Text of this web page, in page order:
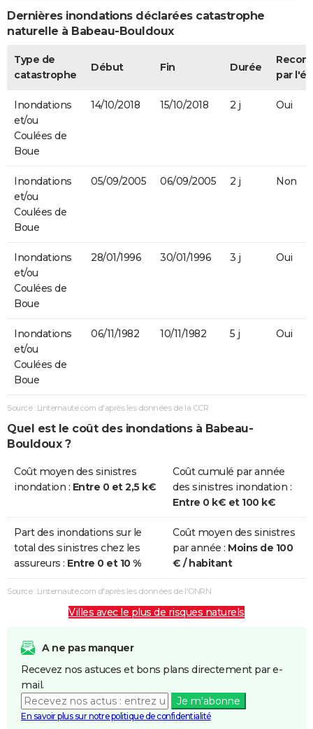
Dernières inondations déclarées catastrophe
naturelle à Babeau-Bouldoux
Type de
catastrophe
Début Fin Durée
par
Inondations
et/ou
Coulées de
Boue
14/10/2018 15/10/2018 2 j Oui
Inondations
et/ou
Coulées de
Boue
05/09/2005 06/09/2005 2 j Non
Inondations
et/ou
Coulées de
Boue
28/01/1996 30/01/1996 3 j Oui
Inondations
et/ou
Coulées de
Boue
06/11/1982 10/11/1982 5 j Oui
Source : Linternaute.com d'après les données de la CCR
Quel est le coût des inondations à Babeau-
Bouldoux ?
Coût moyen des sinistres
inondation : Entre 0 et 2,5 k€
Coût cumulé par année
des sinistres inondation :
Entre 0 k€ et 100 k€
Part des inondations sur le
total des sinistres chez les
assureurs : Entre 0 et 10 %
Coût moyen des sinistres
par année : Moins de 100
€ / habitant
Source : Linternaute.com d'après les données de l'ONRN
Villes avec le plus de risques naturels
A ne pas manquer
Recevez nos astuces et bons plans directement par e-
mail.
Je m'abonne
En savoir plus sur notre politique de confidentialité